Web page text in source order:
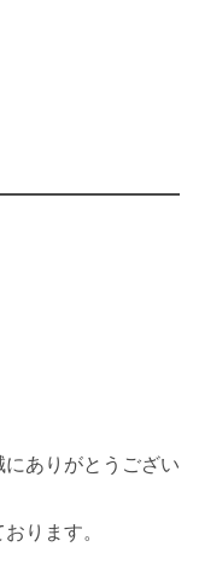
ありがとうござい
ります。